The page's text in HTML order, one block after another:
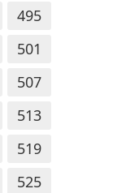
495
501
507
513
519
525